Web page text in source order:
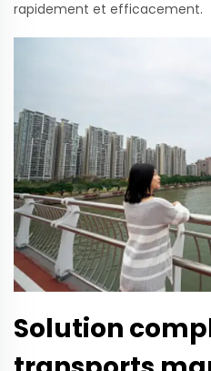
rapidement et efficacement.
Solution